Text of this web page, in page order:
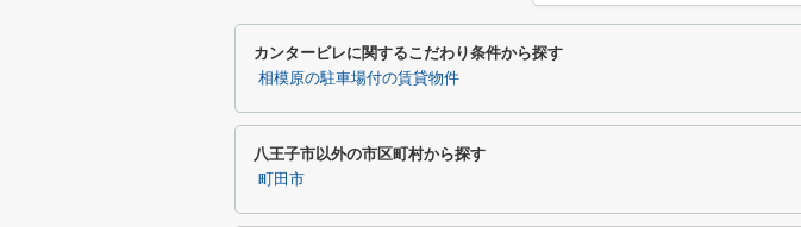
カンタービレに関するこだわり条件から探す
相模原の駐車場付の賃貸物件
八王子市以外の市区町村から探す
町田市